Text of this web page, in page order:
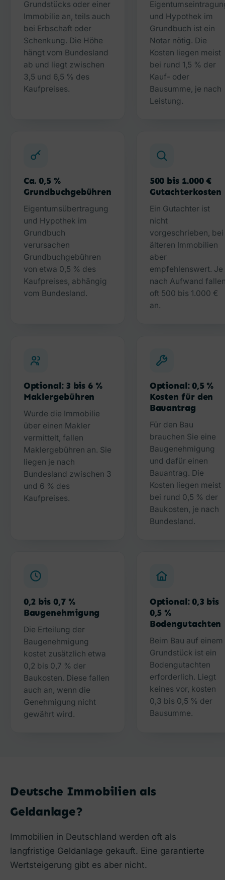
Grundstücks oder einer
Immobilie an, teils auch
bei Erbschaft oder
Schenkung. Die Höhe
hängt vom Bundesland
ab und liegt zwischen
3,5 und 6,5 % des
Kaufpreises.
und Hypothek im
Grundbuch ist ein
Notar nötig. Die
Kosten liegen meist
bei rund 1,5 % der
Kauf- oder
Bausumme, je nach
Leistung.
Ca. 0,5 %
Grundbuchgebühren
Eigentumsübertragung
und Hypothek im
Grundbuch
verursachen
Grundbuchgebühren
von etwa 0,5 % des
Kaufpreises, abhängig
vom Bundesland.
500 bis 1.000 €
Gutachterkosten
Ein Gutachter ist
nicht
vorgeschrieben, bei
älteren Immobilien
aber
empfehlenswert. Je
nach Aufwand
oft 500 bis 1.000 €
an.
Optional: 3 bis 6 %
Maklergebühren
Wurde die Immobilie
über einen Makler
vermittelt, fallen
Maklergebühren an. Sie
liegen je nach
Bundesland zwischen 3
und 6 % des
Kaufpreises.
Optional: 0,5 %
Kosten für den
Bauantrag
Für den Bau
brauchen Sie eine
Baugenehmigung
und dafür einen
Bauantrag. Die
Kosten liegen meist
bei rund 0,5 % der
Baukosten, je nach
Bundesland.
0,2 bis 0,7 %
Baugenehmigung
Die Erteilung der
Baugenehmigung
kostet zusätzlich etwa
0,2 bis 0,7 % der
Baukosten. Diese fallen
auch an, wenn die
Genehmigung nicht
gewährt wird.
Optional: 0,3 bis
0,5 %
Bodengutachten
Beim Bau auf einem
Grundstück ist ein
Bodengutachten
erforderlich. Liegt
keines vor, kosten
0,3 bis 0,5 % der
Bausumme.
Deutsche Immobilien als
Geldanlage?
Immobilien in Deutschland werden oft als
langfristige Geldanlage gekauft. Eine garantierte
Wertsteigerung gibt es aber nicht.